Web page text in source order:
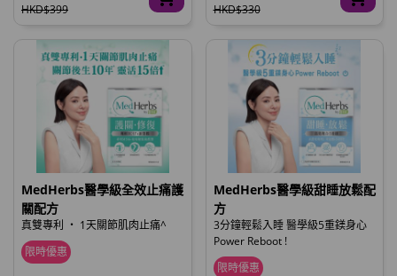
HKD$399 HKD$330
MedHerbs醫學級全效止痛護
關配方
真雙專利 ‧ 1天關節肌肉止痛^
限時優惠
MedHerbs醫學級甜睡放鬆配
方
3分鐘輕鬆入睡 醫學級5重鎂身心
Power Reboot !
限時優惠